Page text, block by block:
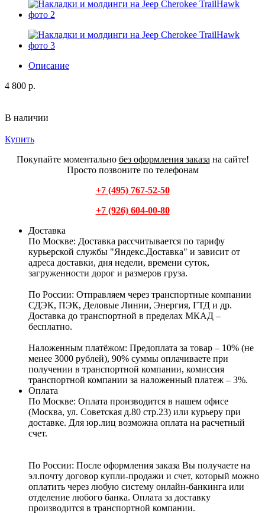
Описание
4 800 р.
В наличии
Купить
Покупайте моментально без оформления заказа на сайте!
Просто позвоните по телефонам
+7 (495) 767-52-50
+7 (926) 604-00-80
Доставка
По Москве: Доставка рассчитывается по тарифу
курьерской службы "Яндекс.Доставка" и зависит от
адреса доставки, дня недели, времени суток,
загруженности дорог и размеров груза.
По России: Отправляем через транспортные компании
СДЭК, ПЭК, Деловые Линии, Энергия, ГТД и др.
Доставка до транспортной в пределах МКАД –
бесплатно.
Наложенным платёжом: Предоплата за товар – 10% (не
менее 3000 рублей), 90% суммы оплачиваете при
получении в транспортной компании, комиссия
транспортной компании за наложенный платеж – 3%.
Оплата
По Москве: Оплата производится в нашем офисе
(Москва, ул. Советская д.80 стр.23) или курьеру при
доставке. Для юр.лиц возможна оплата на расчетный
счет.
По России: После оформления заказа Вы получаете на
эл.почту договор купли-продажи и счет, который можно
оплатить через любую систему онлайн-банкинга или
отделение любого банка. Оплата за доставку
производится в транспортной компании.